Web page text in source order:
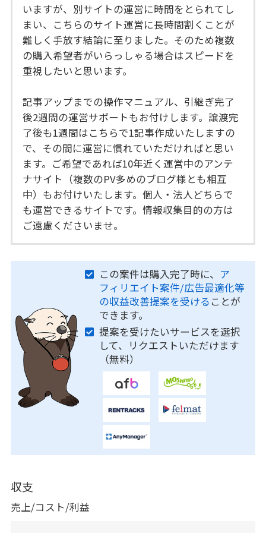
いますが、別サイトの運営に時間をとられてし
まい、こちらのサイト運営に長時間割くことが
難しく手放す結論に至りました。そのため複数
の購入希望者がいらっしゃる場合はスピードを
重視したいと思います。
記事アップまでの操作マニュアル、引継ぎ完了
後2週間の運営サポートもお付けします。譲渡完
了後も1週間はこちらで1記事作成いたしますの
で、その間に運営に慣れていただければと思い
ます。ご希望であれば10年近く運営中のアンテ
ナサイト（複数のPV多めのブログ様とも相互
中）もお付けいたします。個人・法人どちらで
も運営できるサイトです。情報収集目的の方は
ご遠慮くださいませ。
この案件は購入完了時に、 ア
フィリエイト案件/広告最適化等
の収益改善提案を受ける ことが
できます。
提案を受けたいサービスを選択
して、リクエストいただけます
（無料）
収支
売上/コスト/利益